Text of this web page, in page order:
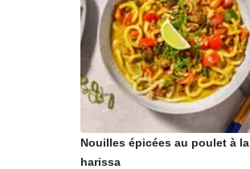
Nouilles épicées au poulet à la
harissa